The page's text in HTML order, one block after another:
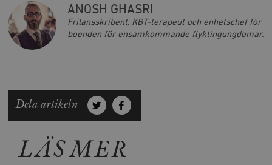
ANOSH GHASRI
Frilansskribent, KBT-terapeut och enhetschef för
boenden för ensamkommande flyktingungdomar.
Dela artikeln
LÄS MER